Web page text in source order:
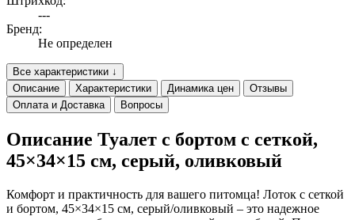
---
Бренд:
Не определен
Все характеристики ↓
Описание
Характеристики Динамика цен
Отзывы
Оплата и Доставка
Вопросы
Описание Туалет с бортом с сеткой,
45×34×15 см, серый, оливковый
Комфорт и практичность для вашего питомца! Лоток с сеткой
и бортом, 45×34×15 см, серый/оливковый – это надежное